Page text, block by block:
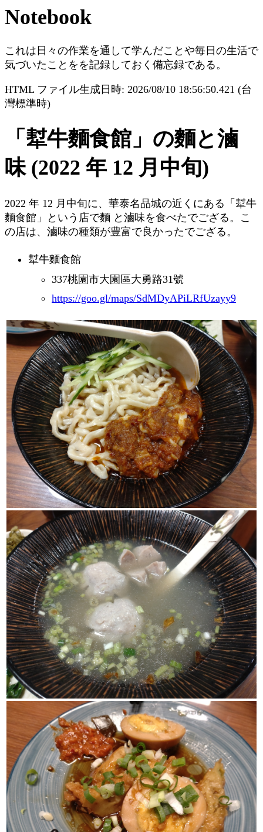
Notebook
これは日々の作業を通して学んだことや毎日の生活で
気づいたことをを記録しておく備忘録である。
HTML ファイル生成日時: 2026/08/10 18:56:50.421 (台
灣標準時)
「犎牛麵食館」の麵と滷
味 (2022 年 12 月中旬)
2022 年 12 月中旬に、華泰名品城の近くにある「犎牛
麵食館」という店で麵 と滷味を食べたでござる。こ
の店は、滷味の種類が豊富で良かったでござる。
犎牛麵食館
337桃園市大園區大勇路31號
https://goo.gl/maps/SdMDyAPiLRfUzayy9